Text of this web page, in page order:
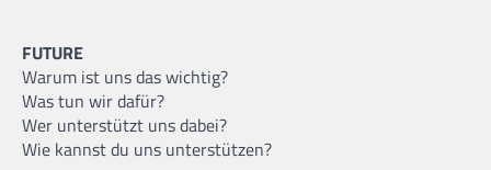
FUTURE
Warum ist uns das wichtig?
Was tun wir dafür?
Wer unterstützt uns dabei?
Wie kannst du uns unterstützen?